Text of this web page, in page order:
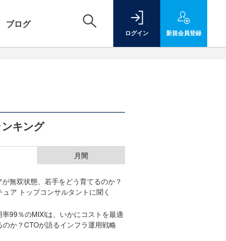
ブログ
ログイン 新規会員登録
キング
月間
無双状態、若手をどう育てるのか？
ュア トップコンサルタントに聞く
率99％のMIXIは、いかにコストを最適
のか？CTOが語るインフラ運用戦略